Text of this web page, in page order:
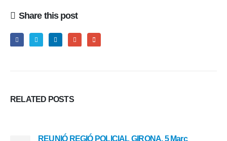
Share this post
RELATED POSTS
REUNIÓ REGIÓ POLICIAL GIRONA. 5 Març